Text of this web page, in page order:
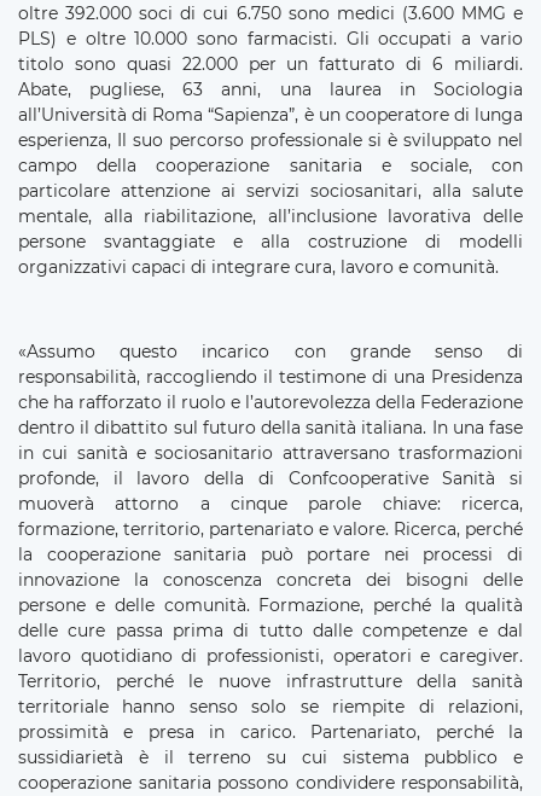
oltre 392.000 soci di cui 6.750 sono medici (3.600 MMG e
PLS) e oltre 10.000 sono farmacisti. Gli occupati a vario
titolo sono quasi 22.000 per un fatturato di 6 miliardi.
Abate, pugliese, 63 anni, una laurea in Sociologia
all’Università di Roma “Sapienza”, è un cooperatore di lunga
esperienza, Il suo percorso professionale si è sviluppato nel
campo della cooperazione sanitaria e sociale, con
particolare attenzione ai servizi sociosanitari, alla salute
mentale, alla riabilitazione, all’inclusione lavorativa delle
persone svantaggiate e alla costruzione di modelli
organizzativi capaci di integrare cura, lavoro e comunità.
«Assumo questo incarico con grande senso di
responsabilità, raccogliendo il testimone di una Presidenza
che ha rafforzato il ruolo e l’autorevolezza della Federazione
dentro il dibattito sul futuro della sanità italiana. In una fase
in cui sanità e sociosanitario attraversano trasformazioni
profonde, il lavoro della di Confcooperative Sanità si
muoverà attorno a cinque parole chiave: ricerca,
formazione, territorio, partenariato e valore. Ricerca, perché
la cooperazione sanitaria può portare nei processi di
innovazione la conoscenza concreta dei bisogni delle
persone e delle comunità. Formazione, perché la qualità
delle cure passa prima di tutto dalle competenze e dal
lavoro quotidiano di professionisti, operatori e caregiver.
Territorio, perché le nuove infrastrutture della sanità
territoriale hanno senso solo se riempite di relazioni,
prossimità e presa in carico. Partenariato, perché la
sussidiarietà è il terreno su cui sistema pubblico e
cooperazione sanitaria possono condividere responsabilità,